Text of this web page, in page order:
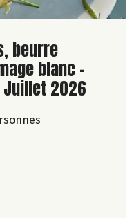
beurre
blanc -
Juillet 2026